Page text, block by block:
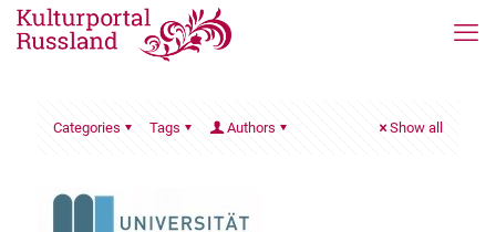
Categories Tags Authors Show all